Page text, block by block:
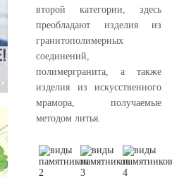
второй категории, здесь
преобладают изделия из
гранитополимерных
соединений,
полимергранита, а также
изделия из искусственного
мрамора, получаемые
методом литья.